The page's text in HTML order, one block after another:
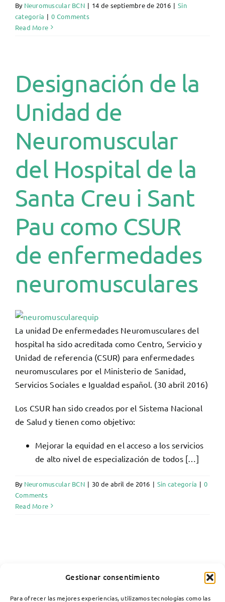
Gestionar consentimiento
Para ofrecer las mejores experiencias, utilizamos tecnologías como las
By Neuromuscular BCN | 14 de septiembre de 2016 | Sin
categoría | 0 Comments
Read More
Designación de la
Unidad de
Neuromuscular
del Hospital de la
Santa Creu i Sant
Pau como CSUR
de enfermedades
neuromusculares
La unidad De enfermedades Neuromusculares del
hospital ha sido acreditada como Centro, Servicio y
Unidad de referencia (CSUR) para enfermedades
neuromusculares por el Ministerio de Sanidad,
Servicios Sociales e Igualdad español. (30 abril 2016)
Los CSUR han sido creados por el Sistema Nacional
de Salud y tienen como objetivo:
Mejorar la equidad en el acceso a los servicios
de alto nivel de especialización de todos […]
By Neuromuscular BCN | 30 de abril de 2016 | Sin categoría | 0
Comments
Read More